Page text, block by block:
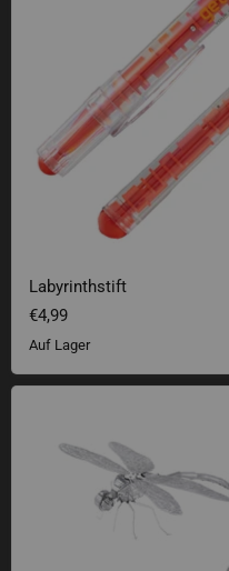
Labyrinthstift
€4,99
Auf Lager